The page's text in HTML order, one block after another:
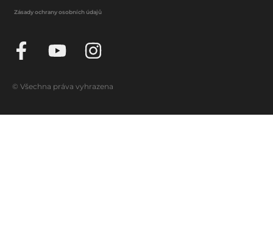
Zásady ochrany osobních údajů
© Všechna práva vyhrazena